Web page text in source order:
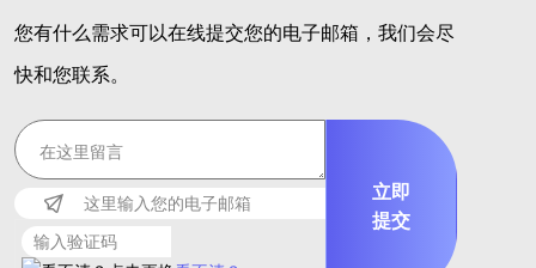
您有什么需求可以在线提交您的电子邮箱，我们会尽
快和您联系。
立即
提交